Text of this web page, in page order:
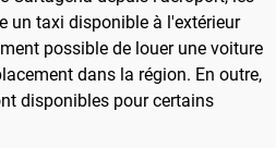
un taxi disponible à l'extérieur
possible de louer une voiture
dans la région. En outre,
disponibles pour certains